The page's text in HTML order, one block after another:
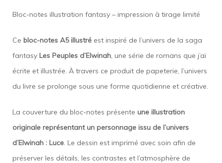
Luce
(2)
Bloc-notes illustration fantasy – impression à tirage limité
Ce bloc-notes A5 illustré est inspiré de l’univers de la saga
fantasy Les Peuples d’Elwinah, une série de romans que j’ai
écrite et illustrée. À travers ce produit de papeterie, l’univers
du livre se prolonge sous une forme quotidienne et créative.
La couverture du bloc-notes présente une illustration
originale représentant un personnage issu de l’univers
d’Elwinah : Luce. Le dessin est imprimé avec soin afin de
préserver les détails, les contrastes et l’atmosphère de